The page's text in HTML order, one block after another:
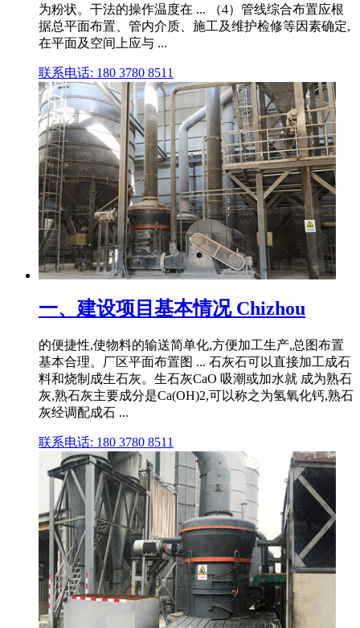
为粉状。干法的操作温度在 ... （4）管线综合布置应根
据总平面布置、管内介质、施工及维护检修等因素确定,
在平面及空间上应与 ...
联系电话: 180 3780 8511
一、建设项目基本情况 Chizhou
的便捷性,使物料的输送简单化,方便加工生产,总图布置
基本合理。厂区平面布置图 ... 石灰石可以直接加工成石
料和烧制成生石灰。生石灰CaO 吸潮或加水就 成为熟石
灰,熟石灰主要成分是Ca(OH)2,可以称之为氢氧化钙,熟石
灰经调配成石 ...
联系电话: 180 3780 8511